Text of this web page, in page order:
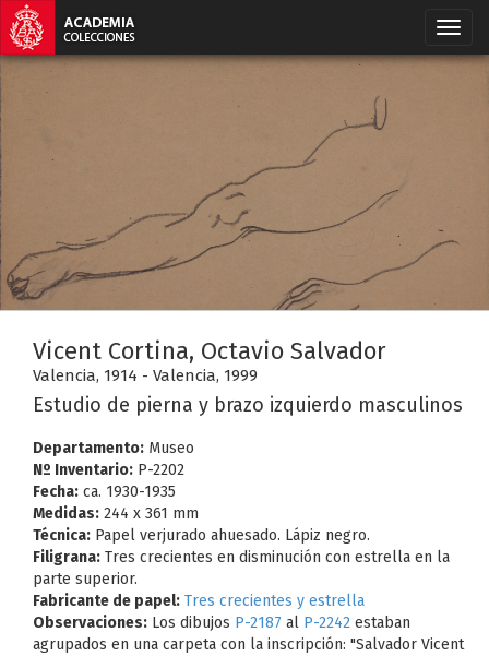
Vicent Cortina, Octavio Salvador
Valencia, 1914 - Valencia, 1999
Estudio de pierna y brazo izquierdo masculinos
Departamento: Museo
Nº Inventario: P-2202
Fecha: ca. 1930-1935
Medidas: 244 x 361 mm
Técnica: Papel verjurado ahuesado. Lápiz negro.
Filigrana: Tres crecientes en disminución con estrella en la
parte superior.
Fabricante de papel: Tres crecientes y estrella
Observaciones: Los dibujos P-2187 al P-2242 estaban
agrupados en una carpeta con la inscripción: "Salvador Vicent